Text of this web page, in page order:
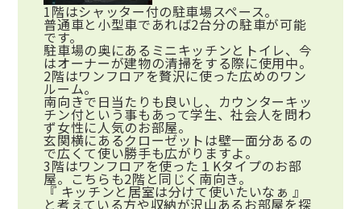
1階はシャッター付の駐車場スペース。
普通車と小型車であれば2台分の駐車が可能
です。
駐車場の奥にあるミニキッチンとトイレ、今
はオーナーが建物の清掃をする際に使用中。
2階はワンフロアを贅沢に使った広めのワン
ルーム。
南向きで日当たりも良いし、カウンターキッ
チン付という事もあって学生、社会人を問わ
ず女性に人気のお部屋。
玄関横にあるクローゼットは壁一面分あるの
で広くて使い勝手も広がりますよ。
3階はワンフロアを使った１Kタイプのお部
屋。こちらも2階と同じく南向き。
『 キッチンと居室は分けて使いたいなぁ 』
と考えている方や収納が沢山あるお部屋を探